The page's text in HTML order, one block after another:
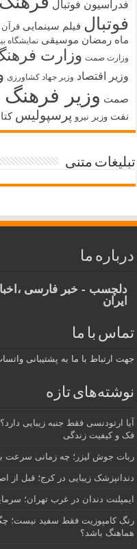
فدراسیون فوتبال
فوتبال فیلم سینمایی
ماه رمضان موسیقی نمایشگاه
وزارت صمت وزارت
وزیر اقتصاد وزیر جهاد کشاورزی
صمت وزیر
نفت وزیر نیرو پرسپولیس
تبلیغات متنی
درباره ما
دلچسب - خبر فارسی ،اخبار
ایران
تماس با ما
جهت ارتباط با ما به پشتیبانی واتساپ به شماره
نوشته‌های تازه
آیا ارتودنسی فقط جنبه زیبایی
فک و کیفیت زندگی
ربات جوش لیزر؛ چه زمانی سرعت
دندانپزشک زیبایی در کرج؛ قبل از
ایمپلنت دندان در غرب تهران؛
رنگ کامپوزیت فقط سفید نیست؛
هماهنگ باشد؟